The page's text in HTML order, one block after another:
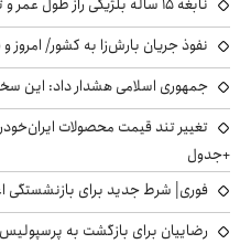
نفوذ جریان بارش‌زا به کشور/ امروز
جمهوری اسلامی هشدار داد: این
+جدول
فوری| شرط جدید برای بازنشستگی
رضاییان برای بازگشت به